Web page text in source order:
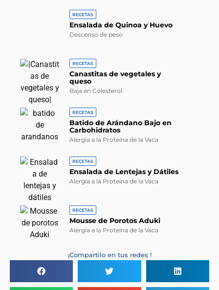
RECETAS
Ensalada de Quinoa y Huevo
Descenso de peso
RECETAS
Canastitas de vegetales y
queso
Baja en Colesterol
RECETAS
Batido de Arándano Bajo en
Carbohidratos
Alergia a la Proteína de la Vaca
RECETAS
Ensalada de Lentejas y Dátiles
Alergia a la Proteína de la Vaca
RECETAS
Mousse de Porotos Aduki
Alergia a la Proteína de la Vaca
¡Compartilo en tus redes !